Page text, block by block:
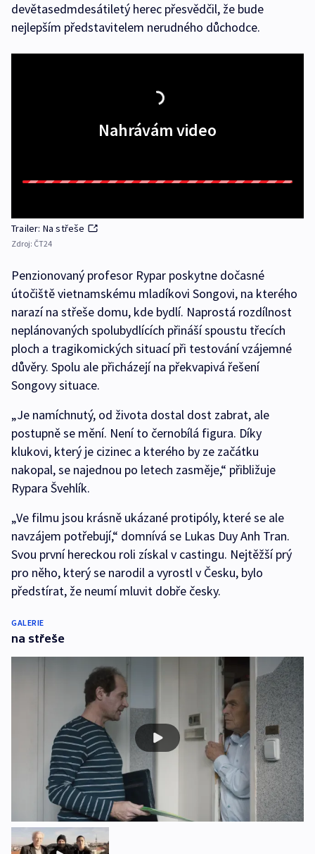
devětasedmdesátiletý herec přesvědčil, že bude
nejlepším představitelem nerudného důchodce.
Nahrávám video
Trailer: Na střeše
Zdroj: ČT24
Penzionovaný profesor Rypar poskytne dočasné
útočiště vietnamskému mladíkovi Songovi, na kterého
narazí na střeše domu, kde bydlí. Naprostá rozdílnost
neplánovaných spolubydlících přináší spoustu třecích
ploch a tragikomických situací při testování vzájemné
důvěry. Spolu ale přicházejí na překvapivá řešení
Songovy situace.
„Je namíchnutý, od života dostal dost zabrat, ale
postupně se mění. Není to černobílá figura. Díky
klukovi, který je cizinec a kterého by ze začátku
nakopal, se najednou po letech zasměje,“ přibližuje
Rypara Švehlík.
„Ve filmu jsou krásně ukázané protipóly, které se ale
navzájem potřebují,“ domnívá se Lukas Duy Anh Tran.
Svou první hereckou roli získal v castingu. Nejtěžší prý
pro něho, který se narodil a vyrostl v Česku, bylo
předstírat, že neumí mluvit dobře česky.
GALERIE
na střeše